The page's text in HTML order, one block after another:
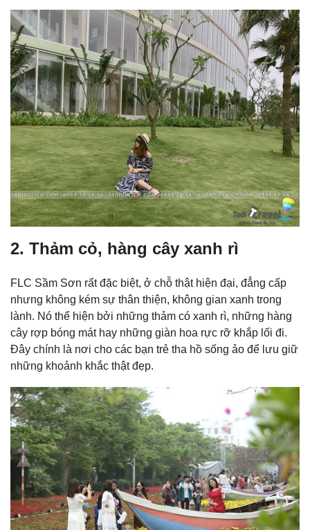
2. Thảm cỏ, hàng cây xanh rì
FLC Sầm Sơn rất đặc biệt, ở chỗ thật hiện đại, đẳng cấp
nhưng không kém sự thân thiện, không gian xanh trong
lành. Nó thể hiện bởi những thảm có xanh rì, những hàng
cây rợp bóng mát hay những giàn hoa rực rỡ khắp lối đi.
Đây chính là nơi cho các bạn trẻ tha hồ sống ảo để lưu giữ
những khoảnh khắc thật đẹp.